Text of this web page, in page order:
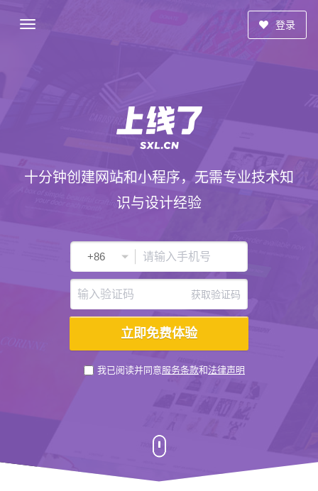
登录
十分钟创建网站和小程序，无需专业技术知
识与设计经验
获取验证码
我已阅读并同意服务条款和法律声明